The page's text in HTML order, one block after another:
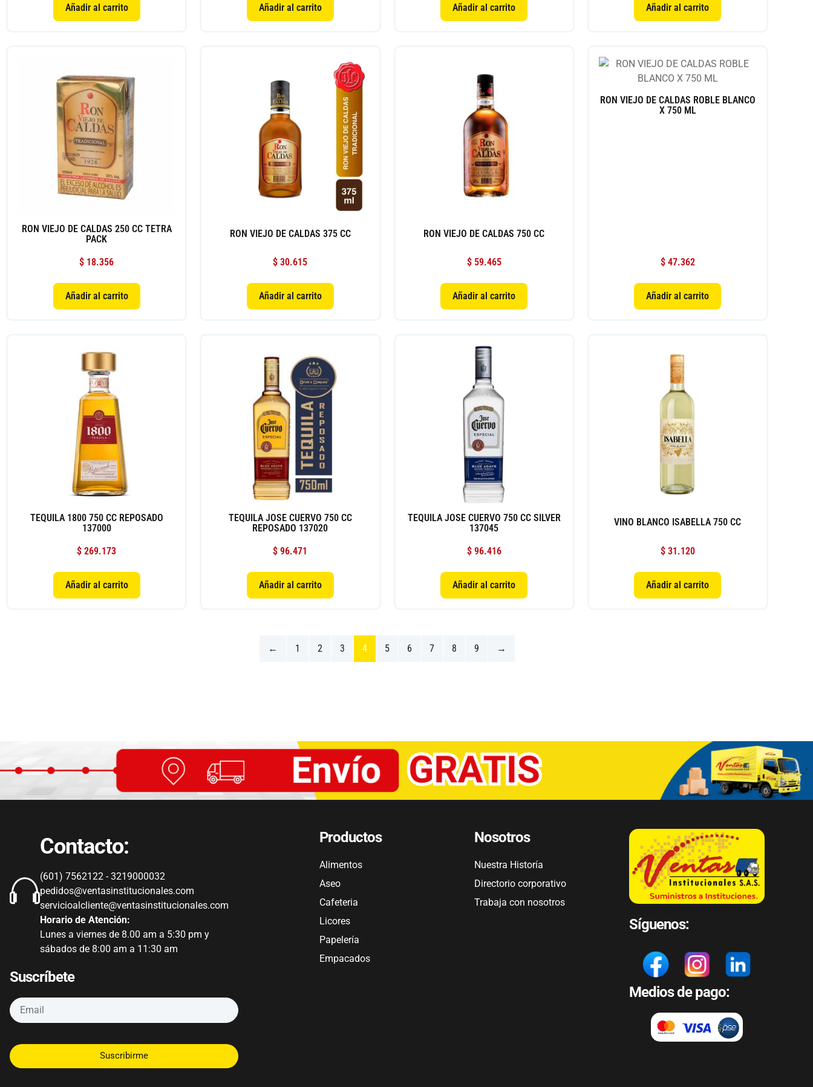
Añadir al carrito Añadir al carrito Añadir al carrito Añadir al carrito
RON VIEJO DE CALDAS 250 CC TETRA
PACK
$ 18.356
Añadir al carrito
RON VIEJO DE CALDAS 375 CC
$ 30.615
Añadir al carrito
RON VIEJO DE CALDAS 750 CC
$59.465
Añadir al carrito
RON VIEJO DE CALDAS ROBLE BLANCO
X 750 ML
$47.362
Añadir al carrito
TEQUILA 1800 750 CC REPOSADO
137000
$ 269.173
Añadir al carrito
TEQUILA JOSE CUERVO 750 CC
REPOSADO 137020
$ 96.471
Añadir al carrito
TEQUILA JOSE CUERVO 750 CC SILVER
137045
$96.416
Añadir al carrito
VINO BLANCO ISABELLA 750 CC
$31.120
Añadir al carrito
← 1 2 3 4 5 6 7 8 9 →
Contacto:
(601) 7562122 - 3219000032
pedidos@ventasinstitucionales.com
servicioalcliente@ventasinstitucionales.com
Horario de Atención:
Lunes a viernes de 8.00 am a 5:30 pm y
sábados de 8:00 am a 11:30 am
Suscríbete
Suscribirme
Productos
Alimentos
Aseo
Cafeteria
Licores
Papelería
Empacados
Nosotros
Nuestra Historía
Directorio corporativo
Trabaja con nosotros
Síguenos:
Medios de pago: